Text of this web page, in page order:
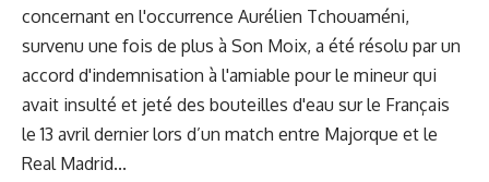
concernant en l'occurrence Aurélien Tchouaméni,
survenu une fois de plus à Son Moix, a été résolu par un
accord d'indemnisation à l'amiable pour le mineur qui
avait insulté et jeté des bouteilles d'eau sur le Français
le 13 avril dernier lors d’un match entre Majorque et le
Real Madrid...